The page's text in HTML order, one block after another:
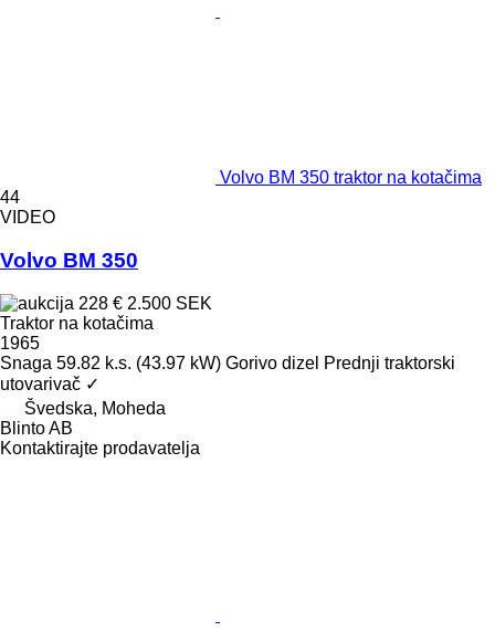
Volvo BM 350 traktor na kotačima
44
VIDEO
Volvo BM 350
228 € 2.500 SEK
Traktor na kotačima
1965
Snaga 59.82 k.s. (43.97 kW) Gorivo dizel Prednji traktorski
utovarivač ✓
Švedska, Moheda
Blinto AB
Kontaktirajte prodavatelja